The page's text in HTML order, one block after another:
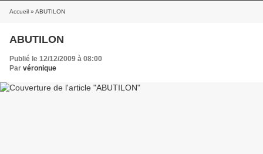
Accueil » ABUTILON
ABUTILON
Publié le 12/12/2009 à 08:00
Par véronique